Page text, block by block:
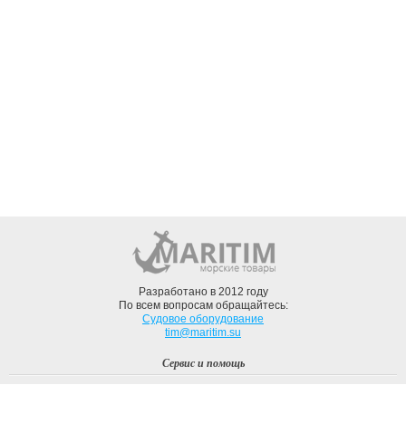
Разработано в 2012 году
По всем вопросам обращайтесь:
Судовое оборудование
tim@maritim.su
Сервис и помощь